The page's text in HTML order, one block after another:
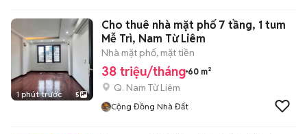
1 phút trước 5
Cho thuê nhà mặt phố 7 tầng, 1 tum
Mễ Trì, Nam Từ Liêm
Nhà mặt phố, mặt tiền
38 triệu/tháng 60 m²
Q. Nam Từ Liêm
Cộng Đồng Nhà Đất